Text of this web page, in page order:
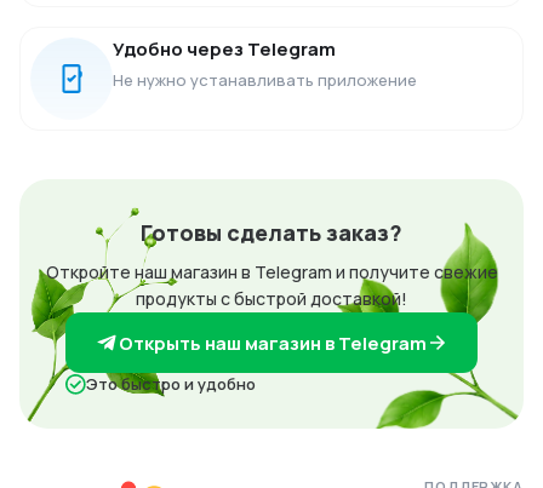
Удобно через Telegram
Не нужно устанавливать приложение
Готовы сделать заказ?
Откройте наш магазин в Telegram и получите свежие
продукты с быстрой доставкой!
Открыть наш магазин в Telegram
Это быстро и удобно